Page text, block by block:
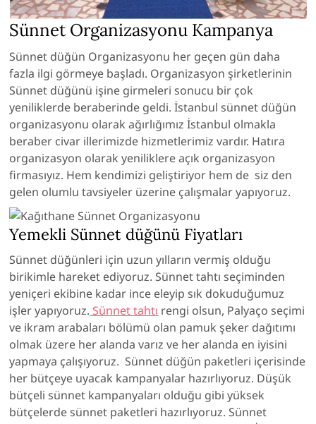
Sünnet Organizasyonu Kampanya
Sünnet düğün Organizasyonu her geçen gün daha
fazla ilgi görmeye başladı. Organizasyon şirketlerinin
Sünnet düğünü işine girmeleri sonucu bir çok
yeniliklerde beraberinde geldi. İstanbul sünnet düğün
organizasyonu olarak ağırlığımız İstanbul olmakla
beraber civar illerimizde hizmetlerimiz vardır. Hatıra
organizasyon olarak yeniliklere açık organizasyon
firmasıyız. Hem kendimizi geliştiriyor hem de siz den
gelen olumlu tavsiyeler üzerine çalışmalar yapıyoruz.
Yemekli Sünnet düğünü Fiyatları
Sünnet düğünleri için uzun yılların vermiş olduğu
birikimle hareket ediyoruz. Sünnet tahtı seçiminden
yeniçeri ekibine kadar ince eleyip sık dokuduğumuz
işler yapıyoruz. Sünnet tahtı rengi olsun, Palyaço seçimi
ve ikram arabaları bölümü olan pamuk şeker dağıtımı
olmak üzere her alanda varız ve her alanda en iyisini
yapmaya çalışıyoruz. Sünnet düğün paketleri içerisinde
her bütçeye uyacak kampanyalar hazırlıyoruz. Düşük
bütçeli sünnet kampanyaları olduğu gibi yüksek
bütçelerde sünnet paketleri hazırlıyoruz. Sünnet